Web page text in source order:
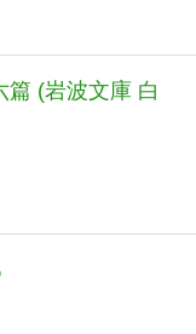
篇 (岩波文庫 白